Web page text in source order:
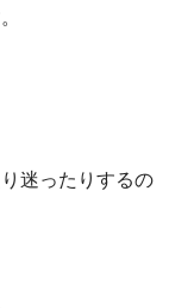
迷ったりするの